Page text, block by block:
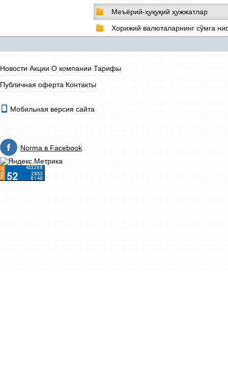
Меъёрий-ҳуқуқий ҳужжатлар
Хорижий валюталарнинг сўмга
Новости Акции О компании Тарифы
Публичная оферта Контакты
Мобильная версия сайта
Norma в Facebook